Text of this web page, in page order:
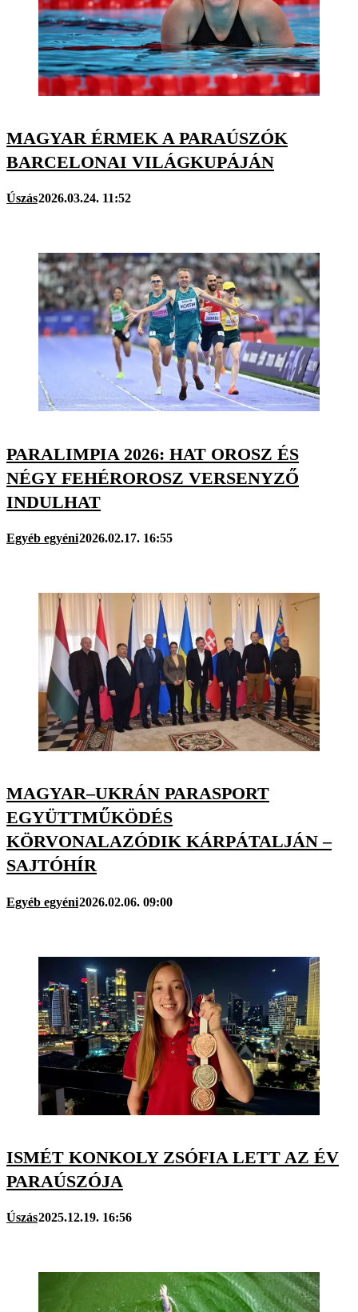
MAGYAR ÉRMEK A PARAÚSZÓK
BARCELONAI VILÁGKUPÁJÁN
Úszás2026.03.24. 11:52
PARALIMPIA 2026: HAT OROSZ ÉS
NÉGY FEHÉROROSZ VERSENYZŐ
INDULHAT
Egyéb egyéni2026.02.17. 16:55
MAGYAR–UKRÁN PARASPORT
EGYÜTTMŰKÖDÉS
KÖRVONALAZÓDIK KÁRPÁTALJÁN –
SAJTÓHÍR
Egyéb egyéni2026.02.06. 09:00
ISMÉT KONKOLY ZSÓFIA LETT AZ ÉV
PARAÚSZÓJA
Úszás2025.12.19. 16:56